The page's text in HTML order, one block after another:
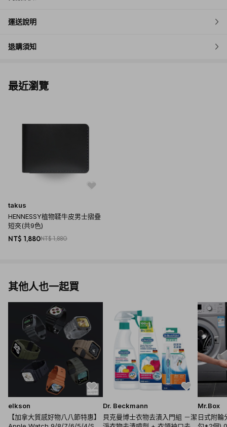
運送說明
退購須知
最近瀏覽
takus
HENNESSY植物鞣牛皮男士摺疊
短夾(共9色)
NT$ 1,880NT$ 1,880
其他人也一起買
elkson
【加拿大質感好物八八節特惠】
Dr. Beckmann
貝克曼博士衣物去漬入門組 －潔
Mr.Box
日式附輪